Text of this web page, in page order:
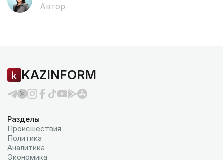
Автор
KAZINFORM
Разделы
Происшествия
Политика
Аналитика
Экономика